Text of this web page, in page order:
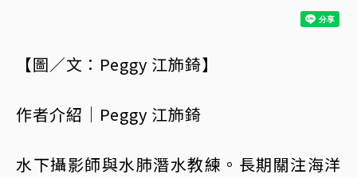
【圖／文：Peggy 江斾錡】
作者介紹｜Peggy 江斾錡
水下攝影師與水肺潛水教練。長期關注海洋